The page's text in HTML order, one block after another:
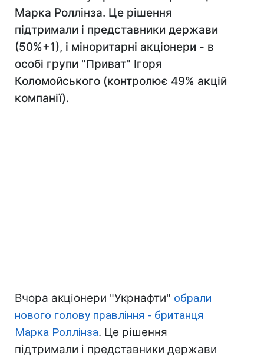
Марка Роллінза. Це рішення
підтримали і представники держави
(50%+1), і міноритарні акціонери - в
особі групи "Приват" Ігоря
Коломойського (контролює 49% акцій
компанії).
Вчора акціонери "Укрнафти" обрали
нового голову правління - британця
Марка Роллінза. Це рішення
підтримали і представники держави